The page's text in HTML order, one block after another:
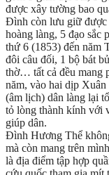
được xây tường bao
Đình còn lưu giữ được
hoàng làng, 5 đạo
thứ 6 (1853) đến năm
đôi câu đối, 1 bộ bát
thờ… tất cả đều mang
năm, vào hai dịp
(âm lịch) dân làng lại
tỏ lòng thành kính với
giúp dân.
Đình Hương Thể
mà còn mang trên
là địa điểm tập hợp